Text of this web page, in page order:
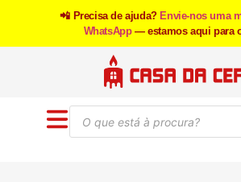
📲 Precisa de ajuda? Envie-nos uma
WhatsApp — estamos aqui para